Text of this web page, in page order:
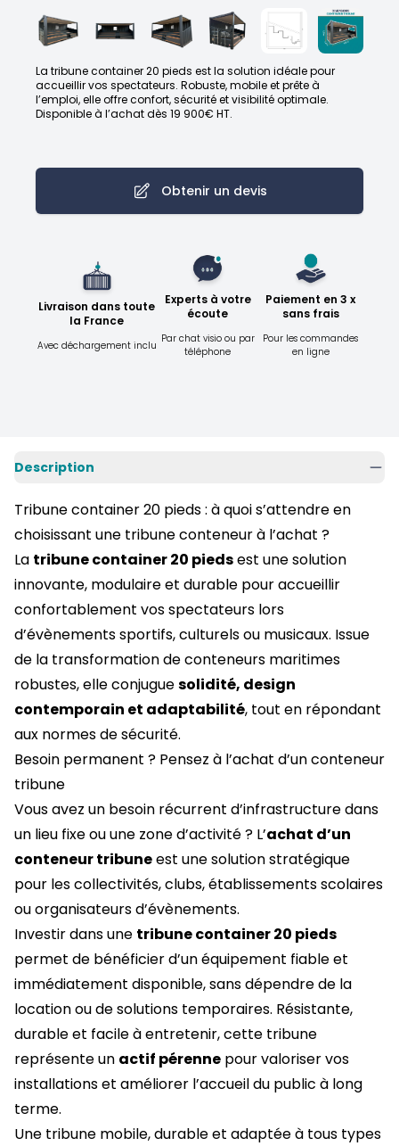
La tribune container 20 pieds est la solution idéale pour
accueillir vos spectateurs. Robuste, mobile et prête à
l’emploi, elle offre confort, sécurité et visibilité optimale.
Disponible à l’achat dès 19 900€ HT.
Obtenir un devis
Livraison dans toute
la France
Avec déchargement inclu
Experts à votre
écoute
Par chat visio ou par
téléphone
Paiement en 3 x
sans frais
Pour les commandes
en ligne
Description
Tribune container 20 pieds : à quoi s’attendre en
choisissant une tribune conteneur à l’achat ?
La tribune container 20 piedsest une solution
innovante, modulaire et durable pour accueillir
confortablement vos spectateurs lors
d’évènements sportifs, culturels ou musicaux. Issue
de la transformation de conteneurs maritimes
robustes, elle conjuguesolidité, design
contemporain et adaptabilité, tout en répondant
aux normes de sécurité.
Besoin permanent ? Pensez à l’achat d’un conteneur
tribune
Vous avez un besoin récurrent d’infrastructure dans
un lieu fixe ou une zone d’activité ? L’achat d’un
conteneur tribuneest une solution stratégique
pour les collectivités, clubs, établissements scolaires
ou organisateurs d’évènements.
Investir dans une tribune container 20 pieds
permet de bénéficier d’un équipement fiable et
immédiatement disponible, sans dépendre de la
location ou de solutions temporaires. Résistante,
durable et facile à entretenir, cette tribune
représente un actif pérenne pour valoriser vos
installations et améliorer l’accueil du public à long
terme.
Une tribune mobile, durable et adaptée à tous types